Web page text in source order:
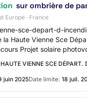
sur ombrière de
Europe · France
sce-depart-d-
la Haute Vienne Sce
Projet solaire
VIENNE SCE DÉPART.
juin 2025Date limite: 18 juil.